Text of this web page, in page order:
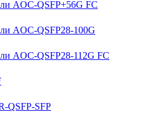
AOC-QSFP+56G FC
AOC-QSFP28-100G
AOC-QSFP28-112G FC
QSFP-SFP